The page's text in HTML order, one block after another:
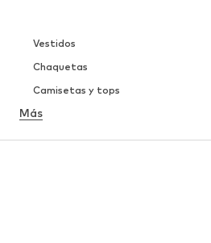
Vestidos
Chaquetas
Camisetas y tops
Ropa interior
Blusas y camisas
Más